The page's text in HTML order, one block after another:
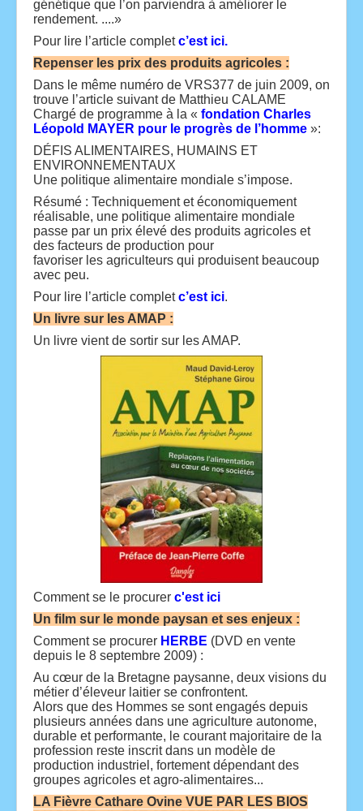
génétique que l’on parviendra à améliorer le
rendement. ....»
Pour lire l’article completc’est ici.
Repenser les prix des produits agricoles :
Dans le même numéro de VRS377 de juin 2009, on
trouve l’article suivant de Matthieu CALAME
Chargé de programme à la « fondation Charles
Léopold MAYER pour le progrès de l’homme »:
DÉFIS ALIMENTAIRES, HUMAINS ET
ENVIRONNEMENTAUX
Une politique alimentaire mondiale s’impose.
Résumé : Techniquement et économiquement
réalisable, une politique alimentaire mondiale
passe par un prix élevé des produits agricoles et
des facteurs de production pour
favoriser les agriculteurs qui produisent beaucoup
avec peu.
Pour lire l’article completc’est ici.
Un livre sur les AMAP :
Un livre vient de sortir sur les AMAP.
Comment se le procurer c'est ici
Un film sur le monde paysan et ses enjeux :
Comment se procurer HERBE (DVD en vente
depuis le 8 septembre 2009) :
Au cœur de la Bretagne paysanne, deux visions du
métier d’éleveur laitier se confrontent.
Alors que des Hommes se sont engagés depuis
plusieurs années dans une agriculture autonome,
durable et performante, le courant majoritaire de la
profession reste inscrit dans un modèle de
production industriel, fortement dépendant des
groupes agricoles et agro-alimentaires...
LA Fièvre Cathare Ovine VUE PAR LES BIOS